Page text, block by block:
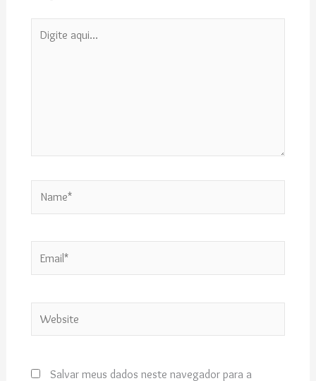
aqui...
Salvar meus dados neste navegador para a